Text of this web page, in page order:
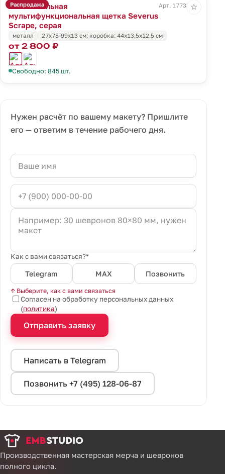
Распродажа
Автомобильная
мультифункциональная щетка Severus
Scrape, серая
Арт. 17735.10
металл 27х78-99х13 см; коробка: 44х13,5х12,5 см
от 2 800 ₽
Свободно: 845 шт.
☆
Нужен расчёт по вашему макету? Пришлите
его — ответим в течение рабочего дня.
Как с вами связаться?*
Telegram MAX Позвонить
↑ Выберите, как с вами связаться
Согласен на обработку персональных данных
(политика)
Отправить заявку
Написать в Telegram
Позвонить +7 (495) 128-06-87
Производственная мастерская мерча и шевронов
полного цикла.